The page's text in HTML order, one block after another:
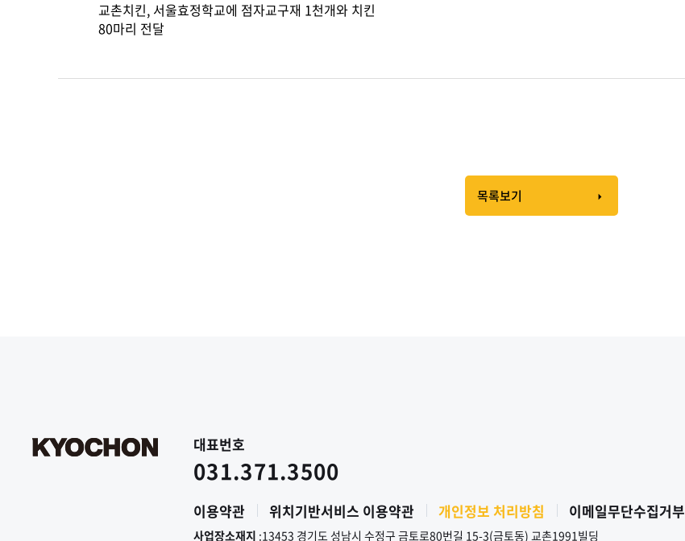
교촌치킨, 서울효정학교에 점자교구재 1천개와 치킨
80마리 전달
목록보기
대표번호
031.371.3500
이용약관 위치기반서비스 이용약관 개인정보 처리방침 이메일무단수집거부
사업장소재지 :13453 경기도 성남시 수정구 금토로80번길 15-3(금토동) 교촌1991빌딩